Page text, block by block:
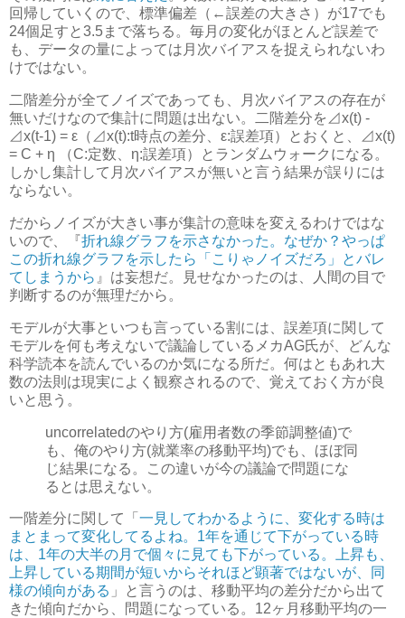
回帰していくので、標準偏差（←誤差の大きさ）が17でも
24個足すと3.5まで落ちる。毎月の変化がほとんど誤差で
も、データの量によっては月次バイアスを捉えられないわ
けではない。
二階差分が全てノイズであっても、月次バイアスの存在が
無いだけなので集計に問題は出ない。二階差分を⊿x(t) -
⊿x(t-1) = ε（⊿x(t):t時点の差分、ε:誤差項）とおくと、⊿x(t)
= C + η （C:定数、η:誤差項）とランダムウォークになる。
しかし集計して月次バイアスが無いと言う結果が誤りには
ならない。
だからノイズが大きい事が集計の意味を変えるわけではな
いので、『折れ線グラフを示さなかった。なぜか？やっぱ
この折れ線グラフを示したら「こりゃノイズだろ」とバレ
てしまうから 』は妄想だ。見せなかったのは、人間の目で
判断するのが無理だから。
モデルが大事といつも言っている割には、誤差項に関して
モデルを何も考えないで議論しているメカAG氏が、どんな
科学読本を読んでいるのか気になる 所だ。何はともあれ大
数の法則は現実によく観察されるので、覚えておく方が良
いと思う。
uncorrelatedのやり方(雇用者数の季節調整値)で
も、俺のやり方(就業率の移動平均)でも、ほぼ同
じ結果になる。この違いが今の議論で問題にな
るとは思えない。
一階差分に関して「 一見してわかるように、変化する時は
まとまって変化してるよね。1年を通じて下がっている時
は、1年の大半の月で個々に見ても下がっている。上昇も、
上昇している期間が短いからそれほど顕著ではないが、同
様の傾向がある 」と言うのは、移動平均の差分だから出て
きた傾向だから、問題になっている。12ヶ月移動平均の一